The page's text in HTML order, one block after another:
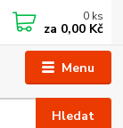
Menu
Hledat
0 ks
za 0,00 Kč